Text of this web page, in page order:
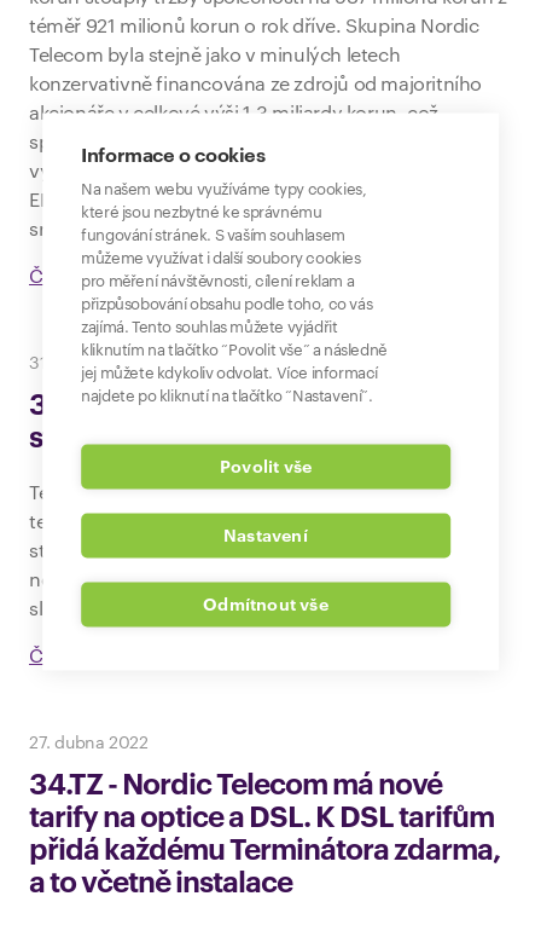
téměř 921 milionů korun o rok dříve. Skupina Nordic
Telecom byla stejně jako v minulých letech
konzervativně financována ze zdrojů od majoritního
akcionáře v celkové výši 1,3 miliardy korun, což
společnosti poskytuje robustní pozici pro ještě
výraznější expanzi v roce 2024. Konsolidovaný zisk
EBITDA činil loni 112 milionů korun, což znamená ve
srovnání s rokem 2022 nárůst o 32 procent.
Číst celou zprávu
31. května 2023
35.TZ - Nordic Telecom uzavírá
strategické partnerství s Telly
Televizní operátor Telly a poskytovatel
telekomunikačních služeb Nordic Telecom uzavřeli
strategické partnerství a budou si vzájemně nabízet
některé své služby. Všichni zákazníci, kteří mají
službu Telly internet přejdou do sítě Nordic Telecom.
Číst celou zprávu
27. dubna 2022
34.TZ - Nordic Telecom má nové
tarify na optice a DSL. K DSL tarifům
přidá každému Terminátora zdarma,
a to včetně instalace
Informace o cookies
Na našem webu využíváme typy cookies,
které jsou nezbytné ke správnému
fungování stránek. S vaším souhlasem
můžeme využívat i další soubory cookies
pro měření návštěvnosti, cílení reklam a
přizpůsobování obsahu podle toho, co vás
zajímá. Tento souhlas můžete vyjádřit
kliknutím na tlačítko “Povolit vše” a následně
jej můžete kdykoliv odvolat. Více informací
najdete po kliknutí na tlačítko “Nastavení”.
Povolit vše
Nastavení
Odmítnout vše